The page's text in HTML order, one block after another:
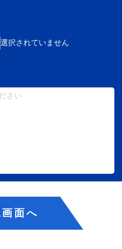
選択されていません